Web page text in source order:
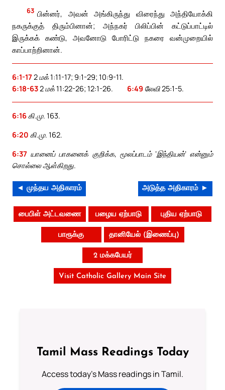
63 பின்னர், அவன் அங்கிருந்து விரைந்து அந்தியோக்கி
நகருக்குத் திரும்பினான்; அந்நகர் பிலிப்பின் கட்டுப்பாட்டில்
இருக்கக் கண்டு, அவனோடு போரிட்டு நகரை வன்முறையில்
காப்பாற்றினான்.
6:1-17 2 மக் 1:11-17; 9:1-29; 10:9-11.
6:18-632 மக் 11:22-26; 12:1-26. 6:49 லேவி 25:1-5.
6:16கி.மு. 163.
6:20 கி.மு. 162.
6:37 யானைப் பாகனைக் குறிக்க, மூலப்பாடம் ‘இந்தியன்’ என்னும்
சொல்லை ஆள்கிறது.
◄ முந்தய அதிகாரம் அடுத்த அதிகாரம் ►
பைபிள் அட்டவணை பழைய ஏற்பாடு புதிய ஏற்பாடு
பாரூக்கு தானியேல் (இணைப்பு)
2 மக்கபேயர்
Visit Catholic Gallery Main Site
Tamil Mass Readings Today
Access today's Mass readings in Tamil.